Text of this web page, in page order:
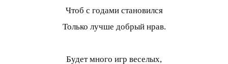
Чтоб с годами становился
Только лучше добрый нрав.
Будет много игр веселых,